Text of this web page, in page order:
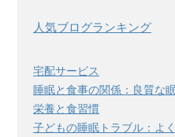
人気ブログランキング
宅配サービス
睡眠と食事の関係：良質な
栄養と食習慣
子どもの睡眠トラブル：よ